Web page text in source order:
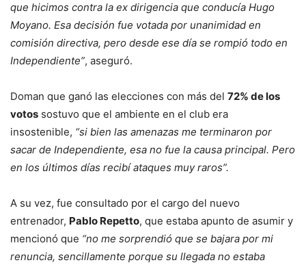
que hicimos contra la ex dirigencia que conducía Hugo
Moyano. Esa decisión fue votada por unanimidad en
comisión directiva, pero desde ese día se rompió todo en
Independiente”, aseguró.
Doman que ganó las elecciones con más del 72% de los
votos sostuvo que el ambiente en el club era
insostenible, “si bien las amenazas me terminaron por
sacar de Independiente, esa no fue la causa principal. Pero
en los últimos días recibí ataques muy raros”.
A su vez, fue consultado por el cargo del nuevo
entrenador, Pablo Repetto, que estaba apunto de asumir y
mencionó que “no me sorprendió que se bajara por mi
renuncia, sencillamente porque su llegada no estaba